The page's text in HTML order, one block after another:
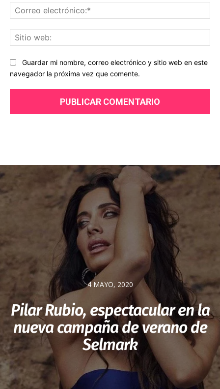
Guardar mi nombre, correo electrónico y sitio web en este
navegador la próxima vez que comente.